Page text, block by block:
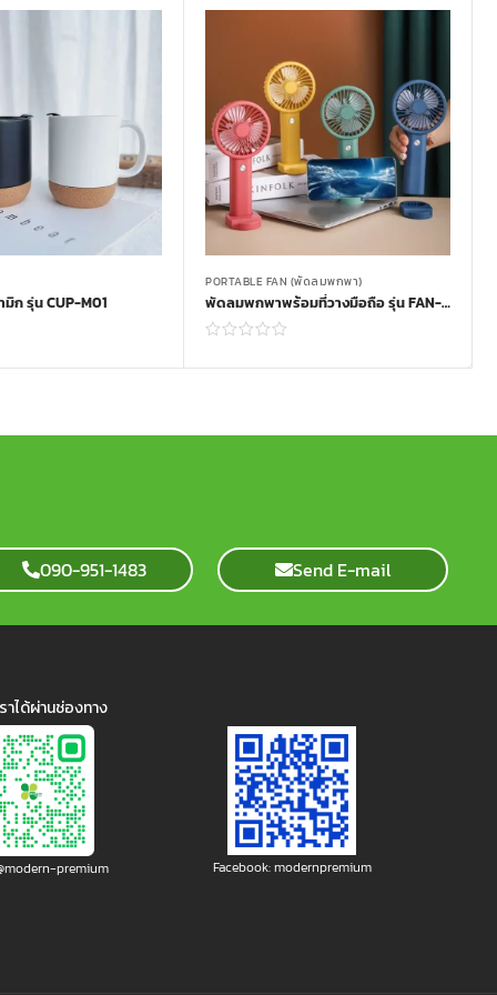
ก รุ่น CUP-M01
Read more
PORTABLE FAN (พัดลมพกพา)
พัดลมพกพาพร้อมที่วางมือถือ รุ่น FAN-21
Read more
090-951-1483 Send E-mail
าได้ผ่านช่องทาง
premium Facebook: modernpremium